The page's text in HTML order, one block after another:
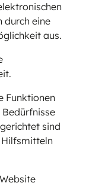
durch eine
aus.
Funktionen
sind